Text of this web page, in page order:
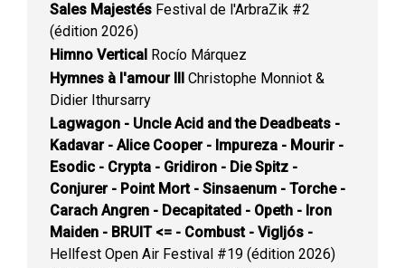
Sales Majestés Festival de l'ArbraZik #2
(édition 2026)
Himno Vertical Rocío Márquez
Hymnes à l'amour III Christophe Monniot &
Didier Ithursarry
Lagwagon - Uncle Acid and the Deadbeats -
Kadavar - Alice Cooper - Impureza - Mourir -
Esodic - Crypta - Gridiron - Die Spitz -
Conjurer - Point Mort - Sinsaenum - Torche -
Carach Angren - Decapitated - Opeth - Iron
Maiden - BRUIT <= - Combust - Vigljós -
Hellfest Open Air Festival #19 (édition 2026)